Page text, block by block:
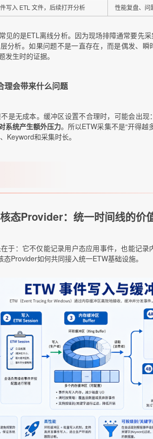
写入 ETL 文件，后续打开分析 性能复盘、问
见的是ETL离线分析。因为现场排障通常要先
分析。如果问题不是一直存在，而是偶发、
发生时的证据。
理会带来什么问题
是无成本。缓冲区设置不合理时，可能会出现
系统产生额外压力。所以ETW采集不是“开得越
Keyword和采集时长。
态Provider：统一时间线的价
于：它不仅能记录用户态应用事件，也能记
Provider如何共同接入统一ETW基础设施。